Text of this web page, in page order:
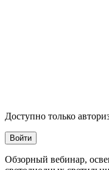
Доступно только
Войти
Обзорный вебинар,